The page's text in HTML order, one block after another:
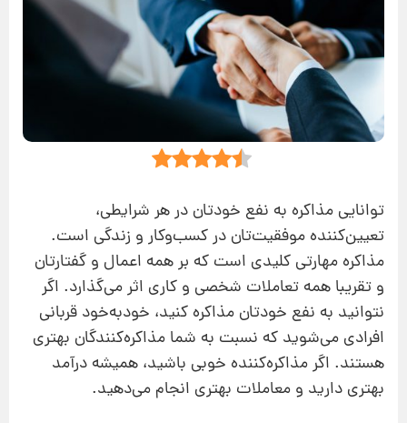
توانایی مذاکره به نفع خودتان در هر شرایطی،
تعیین‌کننده موفقیت‌تان در کسب‌وکار و زندگی است.
مذاکره مهارتی کلیدی است که بر همه اعمال و گفتارتان
و تقریبا همه تعاملات‌ شخصی و کاری‌‌ اثر می‌‌گذارد. اگر
نتوانید به نفع خودتان مذاکره کنید، خودبه‌خود قربانی
افرادی می‌شوید که نسبت به شما مذاکره‌کنندگان بهتری
هستند. اگر مذاکره‌کننده خوبی باشید، همیشه درآمد
بهتری دارید و معاملات بهتری انجام می‌دهید.